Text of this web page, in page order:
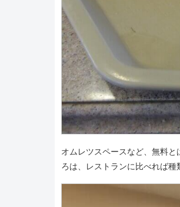
オムレツスペースなど、無料
ろは、レストランに比べれば